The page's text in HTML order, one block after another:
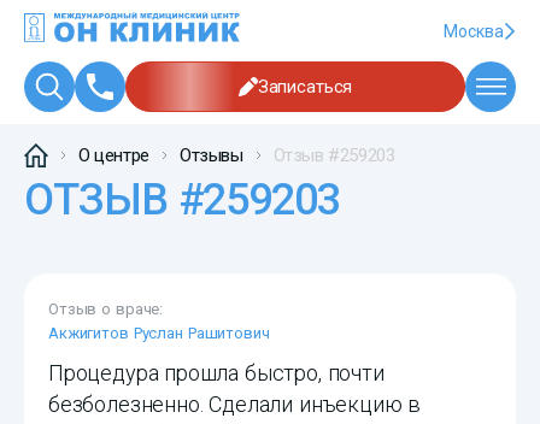
Москва
Записаться
О центре Отзывы Отзыв #259203
ОТЗЫВ #259203
Отзыв о враче:
Акжигитов Руслан Рашитович
Процедура прошла быстро, почти
безболезненно. Сделали инъекцию в